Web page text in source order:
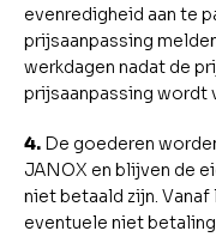
evenredigheid aan te
prijsaanpassing
werkdagen nadat de
prijsaanpassing wordt
4. De goederen
JANOX en blijven de
niet betaald zijn.
eventuele niet